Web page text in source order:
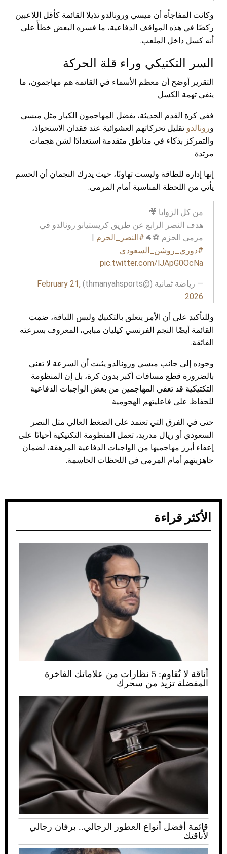
وكانت المفاجأة أن ميسي ورونالدو تذيلا القائمة كأقل اللاعبين
ركضًا في هذه المواقف الدفاعية، ما فسره البعض خطأً على
أنه كسل داخل الملعب.
السر التكتيكي وراء قلة الحركة
التقرير أوضح أن معظم الأسماء في القائمة هم مهاجمون، ما
ينفي تهمة الكسل.
ففي كرة القدم الحديثة، يفضل المهاجمون الكبار مثل ميسي
ورونالدو تقليل تحركاتهم العشوائية عند فقدان الاستحواذ،
والتمركز بذكاء في مناطق متقدمة استعدادًا لشن هجمات
مرتدة.
إنها إدارة للطاقة وليست تهاونًا، حيث يدرك النجمان أن الحسم
يأتي من اللحظة المناسبة أمام المرمى.
من كل الزوايا 🎥
هدف النصر الرابع عن طريق كريستيانو رونالدو في
مرمى الحزم ⚽️🐐 #النصر_الحزم
#دوري_روشن_السعودي
pic.twitter.com/lJApG0OcNa
— رياضة ثمانية (@thmanyahsports)
February 21,
2026
وللتأكيد على أن الأمر يتعلق بالتكتيك وليس اللياقة، ضمت
القائمة أيضًا النجم الفرنسي كيليان مبابي، المعروف بسرعته
الفائقة.
وجوده إلى جانب ميسي ورونالدو يثبت أن السرعة لا تعني
بالضرورة قطع مسافات أكبر بدون كرة، بل إن المنظومة
التكتيكية قد تعفي المهاجمين من بعض الواجبات الدفاعية
للحفاظ على فاعليتهم الهجومية.
حتى في الفرق التي تعتمد على الضغط العالي مثل النصر
السعودي أو ريال مدريد، تعمل المنظومة التكتيكية أحيانًا على
إعفاء أبرز مهاجميها من الواجبات الدفاعية المرهقة، لضمان
جاهزيتهم أمام المرمى في اللحظات الحاسمة.
الأكثر قراءة
أناقة لا تُقاوم: 5 نظارات من علاماتك الفاخرة
المفضلة تزيد من سحرك
قائمة أفضل أنواع العطور الرجالي.. برفان رجالي
لأناقتك